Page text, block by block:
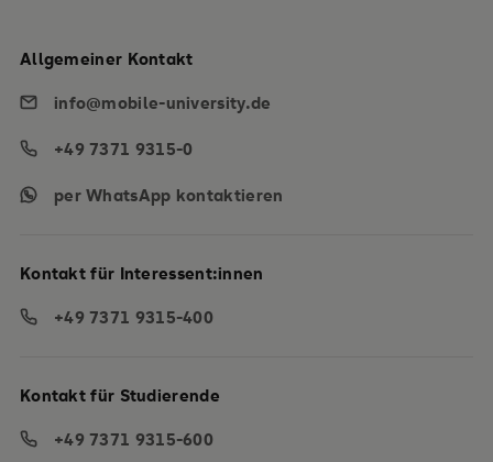
Allgemeiner Kontakt
info@mobile-university.de
+49 7371 9315-0
per WhatsApp kontaktieren
Kontakt für Interessent:innen
+49 7371 9315-400
Kontakt für Studierende
+49 7371 9315-600